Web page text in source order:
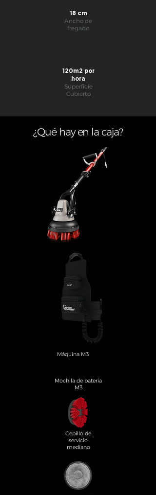
18 cm
Ancho de
fregado
120m2 por
hora
Superficie
Cubierto
¿Qué hay en la caja?
Máquina M3
Mochila de batería
M3
Cepillo de
servicio
mediano